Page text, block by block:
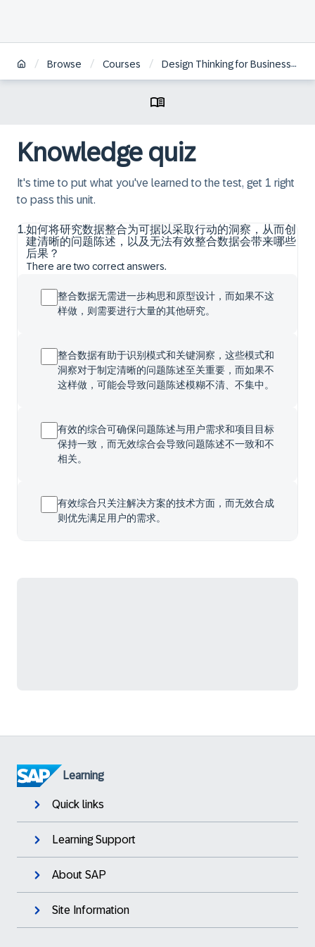
/ Browse / Courses / Design Thinking for Business Innovation - Live Experience | ZH
Knowledge quiz
It's time to put what you've learned to the test, get 1 right
to pass this unit.
1.如何将研究数据整合为可据以采取行动的洞察，从而创
建清晰的问题陈述，以及无法有效整合数据会带来哪些
后果？
There are two correct answers.
整合数据无需进一步构思和原型设计，而如果不这
样做，则需要进行大量的其他研究。
整合数据有助于识别模式和关键洞察，这些模式和
洞察对于制定清晰的问题陈述至关重要，而如果不
这样做，可能会导致问题陈述模糊不清、不集中。
有效的综合可确保问题陈述与用户需求和项目目标
保持一致，而无效综合会导致问题陈述不一致和不
相关。
有效综合只关注解决方案的技术方面，而无效合成
则优先满足用户的需求。
Learning
Quick links
Learning Support
About SAP
Site Information